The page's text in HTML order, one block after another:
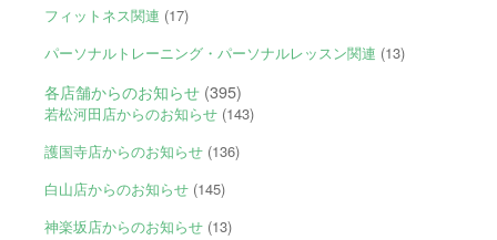
フィットネス関連 (17)
パーソナルトレーニング・パーソナルレッスン関連 (13)
各店舗からのお知らせ(395)
若松河田店からのお知らせ(143)
護国寺店からのお知らせ(136)
白山店からのお知らせ(145)
神楽坂店からのお知らせ(13)